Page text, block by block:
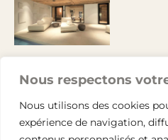
Nous respectons
Nous utilisons des cookies
expérience de navigation,